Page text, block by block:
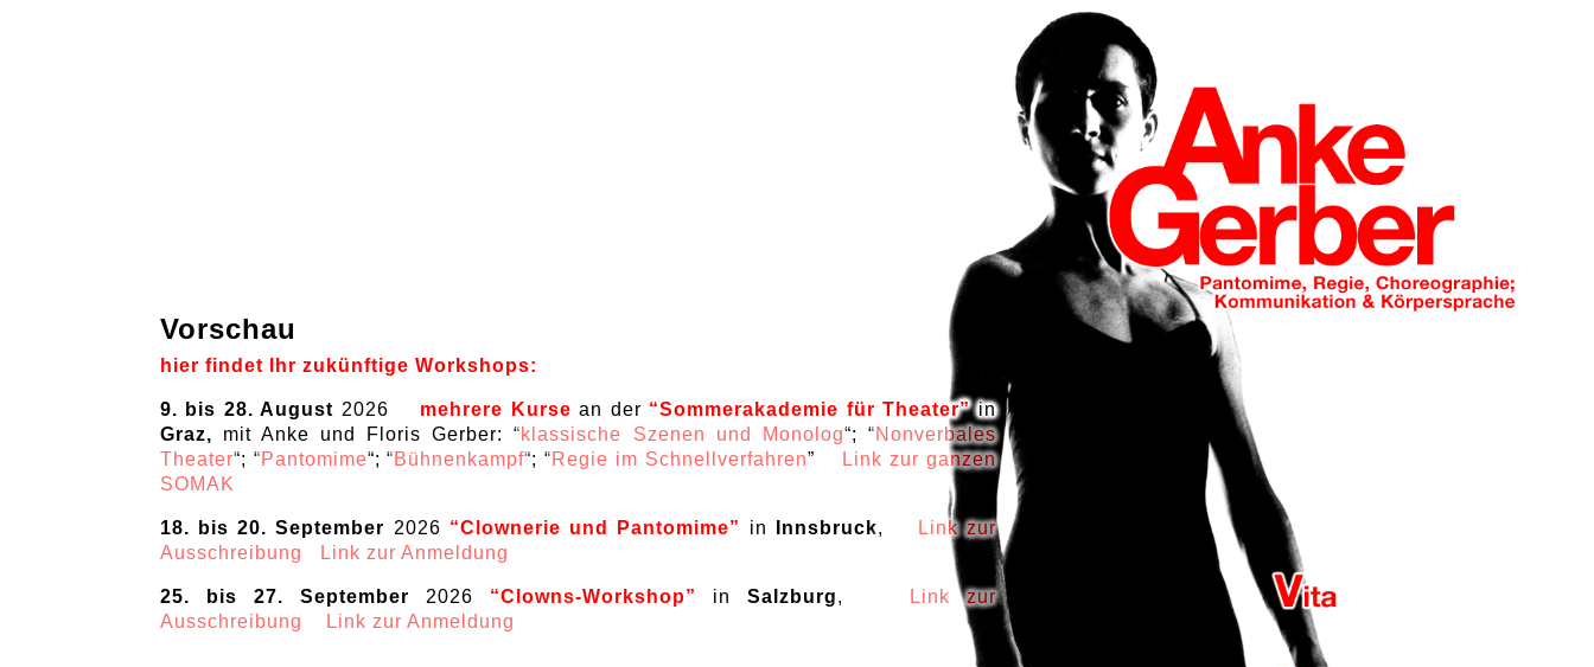
Vorschau
hier findet Ihr zukünftige Workshops:
9. bis 28. August 2026 mehrere Kurse an der “Sommerakademie für Theater”in
Graz, mit Anke und Floris Gerber: “klassische Szenen und Monolog“; “Nonverbales
Theater“; “Pantomime“; “Bühnenkampf“; “Regie im Schnellverfahren” Link zur ganzen
SOMAK
18. bis 20. September 2026 “Clownerie und Pantomime” in Innsbruck, Link zur
Ausschreibung
Link zur Anmeldung
25. bis 27. September 2026 “Clowns-Workshop” in Salzburg,
Link zur
Ausschreibung
Link zur Anmeldung